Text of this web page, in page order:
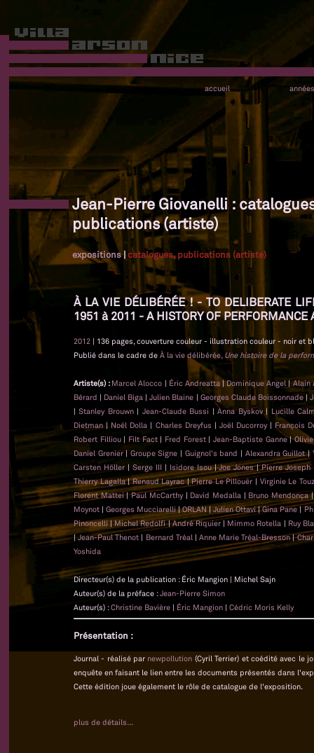
accueil années
Jean-Pierre Giovanelli :
publications (artiste)
expositions|catalogues, publications (artiste)
À LA VIE DÉLIBÉRÉE ! - TO DELIBERATE
1951 à 2011 - A HISTORY OF
2012 | 136 pages, couverture couleur - illustration couleur - noir et
Publié dans le cadre de À la vie délibérée, Une histoire de la
Artiste(s) : Marcel Alocco | Éric Andreatta|Dominique Angel|Alain
Bérard | Daniel Biga |Julien Blaine | Georges Claude Boissonnade|
|Stanley Brouwn| Jean-Claude Bussi |Anna Byskov| Lucille
Dietman| Noël Dolla | Charles Dreyfus | Joël Ducorroy| François
Robert Filliou| Filt Fact| Fred Forest| Jean-Baptiste Ganne|
Daniel Grenier|Groupe Signe | Guignol's band | Alexandra Guillot|
Carsten Höller| Serge III | Isidore Isou|Joe Jones|Pierre Joseph
Thierry Lagalla|Renaud Layrac|Pierre Le Pillouër | Virginie Le
Florent Mattei|Paul McCarthy| David Medalla | Bruno Mendonça
Moynot |Georges Mucciarelli|ORLAN|Julien Ottavi|Gina Pane|
Pinoncelli|Michel Redolfi|André Riquier| Mimmo Rotella | Ruy
|Jean-Paul Thenot | Bernard Tréal | Anne Marie Tréal-Bresson|
Yoshida
Directeur(s) de la publication : Éric Mangion | Michel Sajn
Auteur(s) de la préface :Jean-Pierre Simon
Auteur(s) :Christine Bavière | Éric Mangion | Cédric Moris Kelly
Présentation :
Journal - réalisé par newpollution (Cyril Terrier) et coédité avec le
enquête en faisant le lien entre les documents présentés dans
Cette édition joue également le rôle de catalogue de l'exposition.
plus de détails...